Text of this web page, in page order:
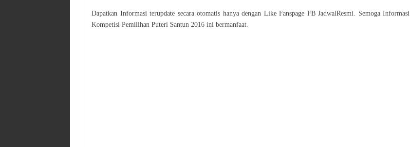
Dapatkan Informasi terupdate secara otomatis hanya dengan Like Fanspage FB JadwalResmi. Semoga Informasi
Kompetisi Pemilihan Puteri Santun 2016 ini bermanfaat.